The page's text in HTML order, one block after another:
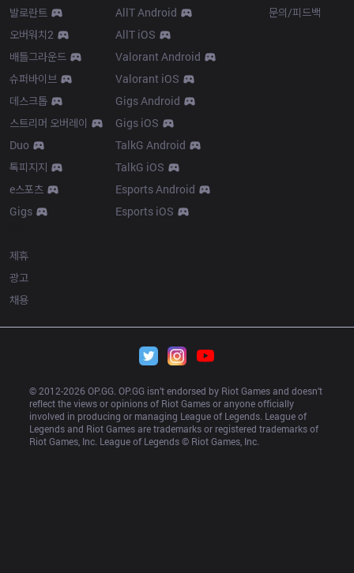
발로란트
오버워치2
배틀그라운드
슈퍼바이브
데스크톱
스트리머 오버레이
Duo
톡피지지
e스포츠
Gigs
AllT Android
AllT iOS
Valorant Android
Valorant iOS
Gigs Android
Gigs iOS
TalkG Android
TalkG iOS
Esports Android
Esports iOS
문의/피드백
제휴
광고
채용
© 2012-2026 OP.GG. OP.GG isn’t endorsed by Riot Games and doesn’t
reflect the views or opinions of Riot Games or anyone officially
involved in producing or managing League of Legends. League of
Legends and Riot Games are trademarks or registered trademarks of
Riot Games, Inc. League of Legends © Riot Games, Inc.